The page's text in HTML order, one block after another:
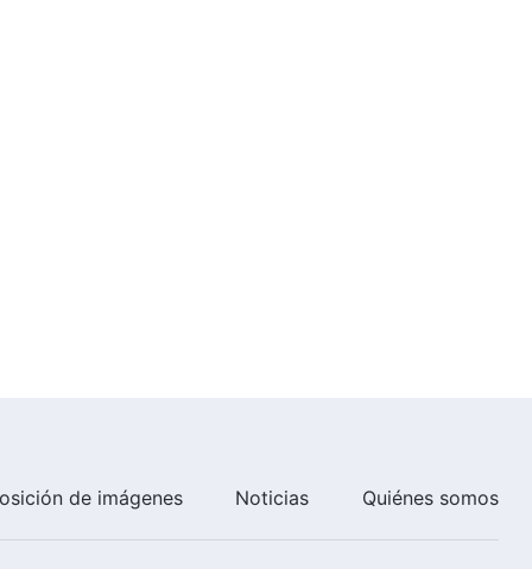
de imágenes Noticias Quiénes somos